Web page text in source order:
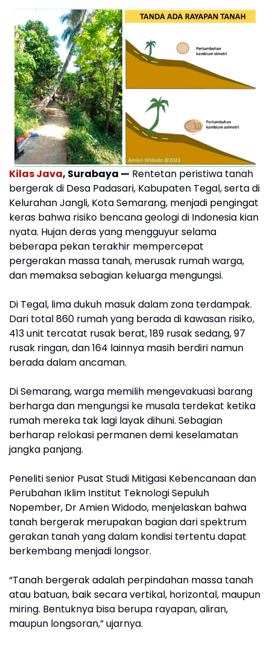
Kilas Java, Surabaya — Rentetan peristiwa tanah
bergerak di Desa Padasari, Kabupaten Tegal, serta di
Kelurahan Jangli, Kota Semarang, menjadi pengingat
keras bahwa risiko bencana geologi di Indonesia kian
nyata. Hujan deras yang mengguyur selama
beberapa pekan terakhir mempercepat
pergerakan massa tanah, merusak rumah warga,
dan memaksa sebagian keluarga mengungsi.
Di Tegal, lima dukuh masuk dalam zona terdampak.
Dari total 860 rumah yang berada di kawasan risiko,
413 unit tercatat rusak berat, 189 rusak sedang, 97
rusak ringan, dan 164 lainnya masih berdiri namun
berada dalam ancaman.
Di Semarang, warga memilih mengevakuasi barang
berharga dan mengungsi ke musala terdekat ketika
rumah mereka tak lagi layak dihuni. Sebagian
berharap relokasi permanen demi keselamatan
jangka panjang.
Peneliti senior Pusat Studi Mitigasi Kebencanaan dan
Perubahan Iklim Institut Teknologi Sepuluh
Nopember, Dr Amien Widodo, menjelaskan bahwa
tanah bergerak merupakan bagian dari spektrum
gerakan tanah yang dalam kondisi tertentu dapat
berkembang menjadi longsor.
“Tanah bergerak adalah perpindahan massa tanah
atau batuan, baik secara vertikal, horizontal, maupun
miring. Bentuknya bisa berupa rayapan, aliran,
maupun longsoran,” ujarnya.